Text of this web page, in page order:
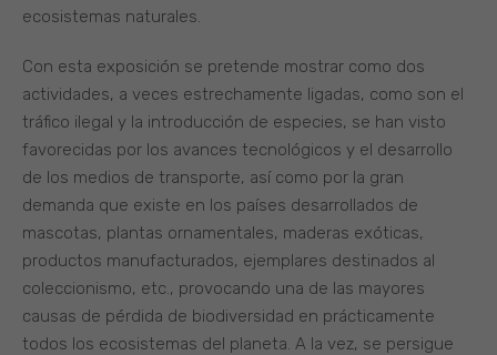
ecosistemas naturales.
Con esta exposición se pretende mostrar como dos
actividades, a veces estrechamente ligadas, como son el
tráfico ilegal y la introducción de especies, se han visto
favorecidas por los avances tecnológicos y el desarrollo
de los medios de transporte, así como por la gran
demanda que existe en los países desarrollados de
mascotas, plantas ornamentales, maderas exóticas,
productos manufacturados, ejemplares destinados al
coleccionismo, etc., provocando una de las mayores
causas de pérdida de biodiversidad en prácticamente
todos los ecosistemas del planeta. A la vez, se persigue